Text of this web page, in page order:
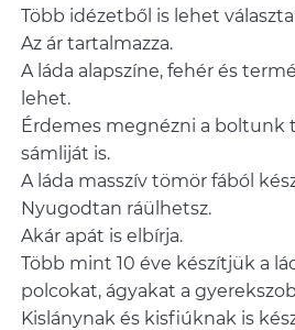
Több idézetből is lehet
Az ár tartalmazza.
A láda alapszíne, fehér és
lehet.
Érdemes megnézni a boltunk
sámliját is.
A láda masszív tömör fából
Nyugodtan ráülhetsz.
Akár apát is elbírja.
Több mint 10 éve készítjük a
polcokat, ágyakat a
Kislánynak és kisfiúknak is